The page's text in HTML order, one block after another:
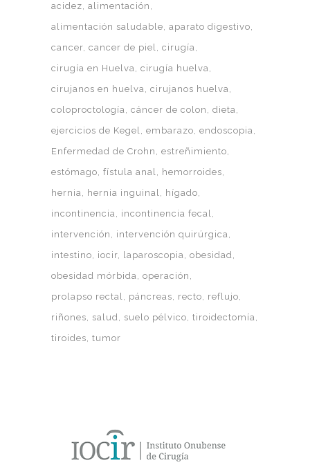
acidez alimentación
alimentación saludable aparato digestivo
cancer cancer de piel cirugía
cirugía en Huelva cirugía huelva
cirujanos en huelva cirujanos huelva
coloproctología cáncer de colon
dieta
ejercicios de Kegel embarazo endoscopia
Enfermedad de Crohn
estreñimiento
estómago fístula anal
hemorroides
hernia
hernia inguinal
hígado
incontinencia
incontinencia fecal
intervención
intervención quirúrgica
intestino
iocir laparoscopia obesidad
obesidad mórbida operación
prolapso rectal
páncreas recto
reflujo
riñones
salud suelo pélvico tiroidectomía
tiroides tumor